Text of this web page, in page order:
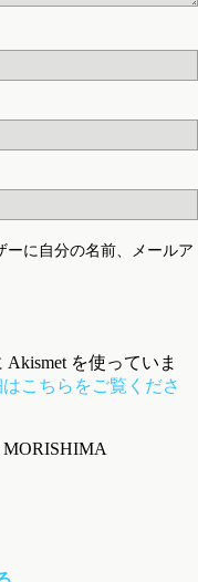
ーに自分の名前、メールア
を使っていま
こちらをご覧くださ
MORISHIMA